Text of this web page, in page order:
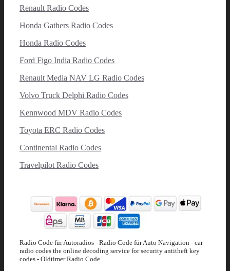
Renault Radio Codes
Honda Gathers Radio Codes
Honda Radio Codes
Ford Figo India Radio Codes
Renault Media NAV LG Radio Codes
Volvo Truck Delphi Radio Codes
Kennwood MDV Radio Codes
Toyota ERC Radio Codes
Continental Radio Codes
Travelpilot Radio Codes
Radio Code für Autoradios - Radio Code für Auto Navigation - car
radio codes the online decoding service for security antitheft key
codes - Oldtimer Radio Code